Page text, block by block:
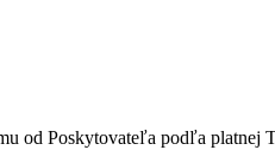
od Poskytovateľa podľa platnej